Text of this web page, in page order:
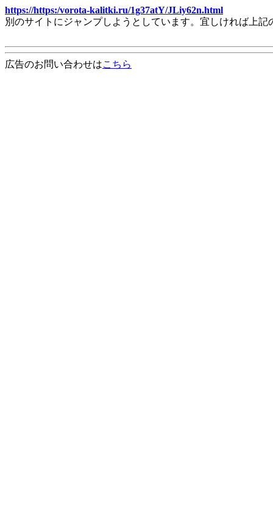
https://https:/vorota-kalitki.ru/1g37atY/JLiy62n.html
別のサイトにジャンプしようとしています。宜しければ上
広告のお問い合わせはこちら